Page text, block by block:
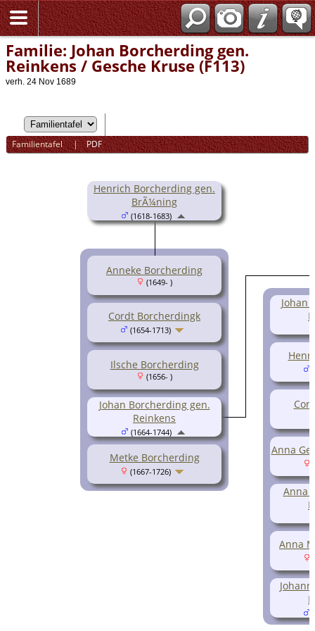
Familie: Johan Borcherding gen.
Reinkens / Gesche Kruse (F113)
verh. 24 Nov 1689
Familientafel|PDF
Henrich Borcherding gen.
BrÃ¼ning
(1618-1683)
Anneke Borcherding
(1649- )
Cordt Borcherdingk
(1654-1713)
Ilsche Borcherding
(1656- )
Metke Borcherding
(1667-1726)
Johan Borcherding gen.
Reinkens
(1664-1744)
Johan
Anna
Anna
Anna